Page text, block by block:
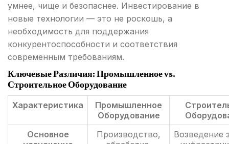
умнее, чище и безопаснее. Инвестирование в
новые технологии — это не роскошь, а
необходимость для поддержания
конкурентоспособности и соответствия
современным требованиям.
Ключевые Различия: Промышленное vs.
Строительное Оборудование
Характеристика
Промышленное
Оборудование
Основное
Производство,
Возведение